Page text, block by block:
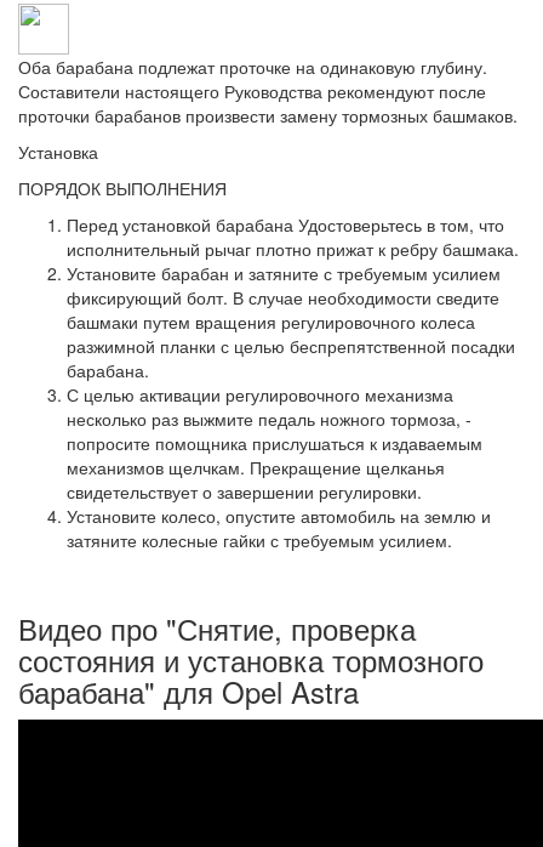
Оба барабана подлежат проточке на одинаковую глубину.
Составители настоящего Руководства рекомендуют после
проточки барабанов произвести замену тормозных башмаков.
Установка
ПОРЯДОК ВЫПОЛНЕНИЯ
Перед установкой барабана Удостоверьтесь в том, что
исполнительный рычаг плотно прижат к ребру башмака.
Установите барабан и затяните с требуемым усилием
фиксирующий болт. В случае необходимости сведите
башмаки путем вращения регулировочного колеса
разжимной планки с целью беспрепятственной посадки
барабана.
С целью активации регулировочного механизма
несколько раз выжмите педаль ножного тормоза, -
попросите помощника прислушаться к издаваемым
механизмов щелчкам. Прекращение щелканья
свидетельствует о завершении регулировки.
Установите колесо, опустите автомобиль на землю и
затяните колесные гайки с требуемым усилием.
Видео про "Снятие, проверка
состояния и установка тормозного
барабана" для Opel Astra